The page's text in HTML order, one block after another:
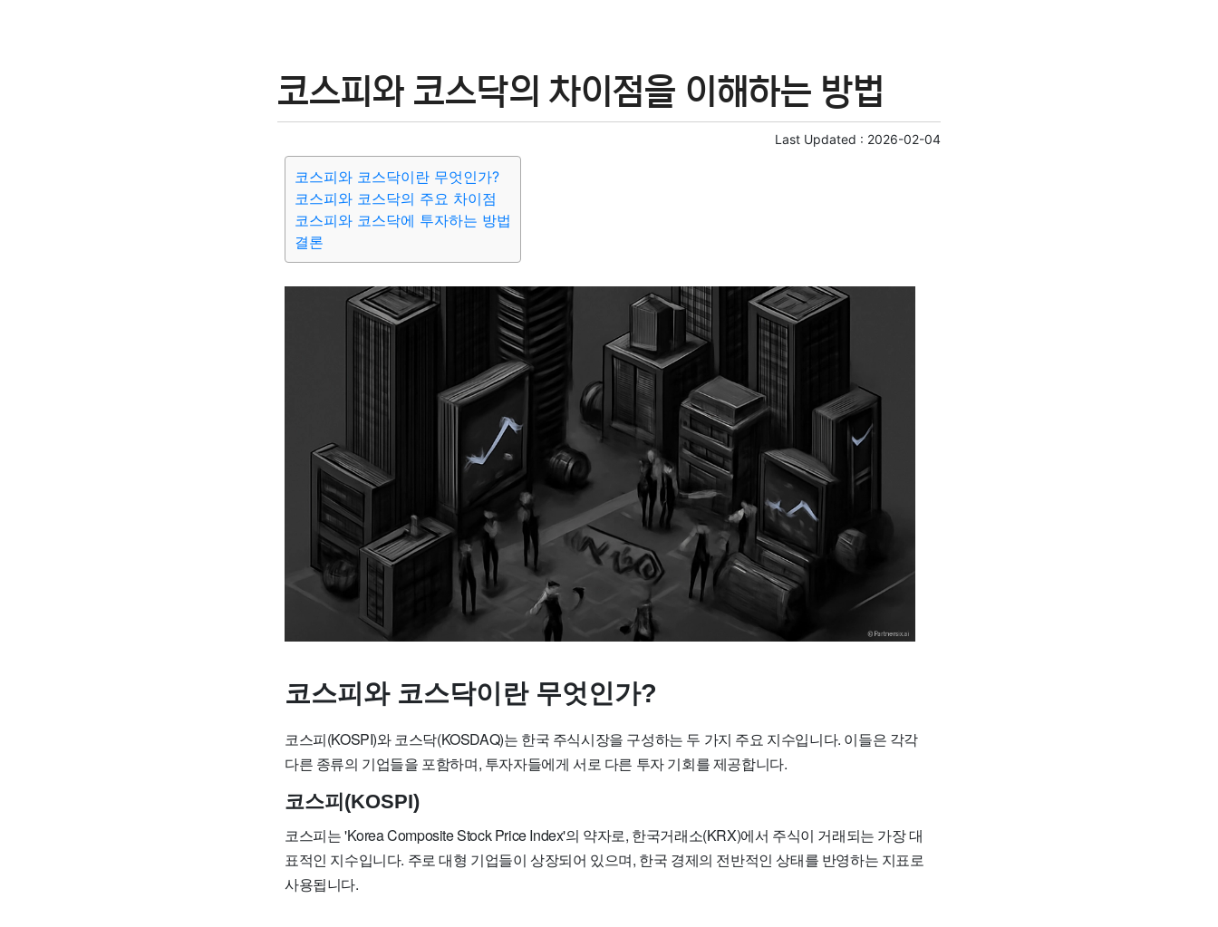
코스피와 코스닥의 차이점을 이해하는 방법
Last Updated : 2026-02-04
코스피와 코스닥이란 무엇인가?
코스피와 코스닥의 주요 차이점
코스피와 코스닥에 투자하는 방법
결론
코스피와 코스닥이란 무엇인가?
코스피(KOSPI)와 코스닥(KOSDAQ)는 한국 주식시장을 구성하는 두 가지 주요 지수입니다. 이들은 각각
다른 종류의 기업들을 포함하며, 투자자들에게 서로 다른 투자 기회를 제공합니다.
코스피(KOSPI)
코스피는 'Korea Composite Stock Price Index'의 약자로, 한국거래소(KRX)에서 주식이 거래되는 가장 대
표적인 지수입니다. 주로 대형 기업들이 상장되어 있으며, 한국 경제의 전반적인 상태를 반영하는 지표로
사용됩니다.